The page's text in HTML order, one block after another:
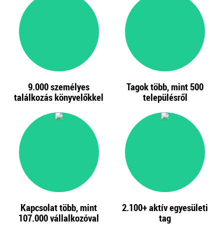
9.000 személyes
találkozás könyvelőkkel
Tagok több, mint 500
településről
Kapcsolat több, mint
107.000vállalkozóval
2.100+aktív egyesületi
tag